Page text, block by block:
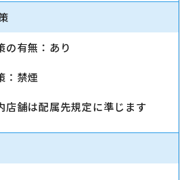
労災）
の有無：あり
：禁煙
店舗は配属先規定に準じます